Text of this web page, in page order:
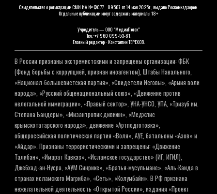
Свидетельство о регистрации СМИ ИА № ФС 77 - 89507 от 14 мая 2025г., выдано Роскомнадзором.
Отдельные публикации могут содержать материалы 18+
Учредитель — ООО "МедиаПоток"
Тел.: +7 960 099-53-81.
Главный редактор - Константин ТЕРЕХОВ.
В России признаны экстремистскими и запрещены организации: ФБК
(Фонд борьбы с коррупцией, признан иноагентом), Штабы Навального,
«Национал-большевистская партия», «Свидетели Иеговы», «Армия воли
народа», «Русский общенациональный союз», «Движение против
нелегальной иммиграции», «Правый сектор», УНА-УНСО, УПА, «Тризуб им.
Степана Бандеры», «Мизантропик дивижн», «Меджлис
крымскотатарского народа», движение «Артподготовка»,
общероссийская политическая партия «Воля», АУЕ, батальоны «Азов» и
«Айдар». Признаны террористическими и запрещены: «Движение
Талибан», «Имарат Кавказ», «Исламское государство» (ИГ, ИГИЛ),
Джебхад-ан-Нусра, «АУМ Синрике», «Братья-мусульмане», «Аль-Каида в
странах исламского Магриба», «Сеть», «Колумбайн». В РФ признана
нежелательной деятельность «Открытой России», издания «Проект